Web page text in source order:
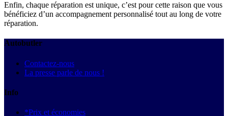
Enfin, chaque réparation est unique, c’est pour cette raison que vous
bénéficiez d’un accompagnement personnalisé tout au long de votre
réparation.
Autobutler
Contactez-nous
La presse parle de nous !
Info
*Prix et économies